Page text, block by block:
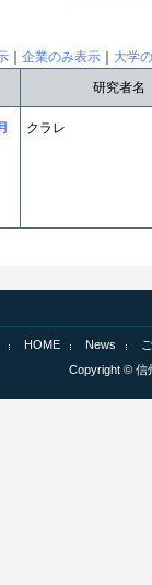
企業のみ表示
大学
研究者名
クラレ
HOME News
Copyright © 信